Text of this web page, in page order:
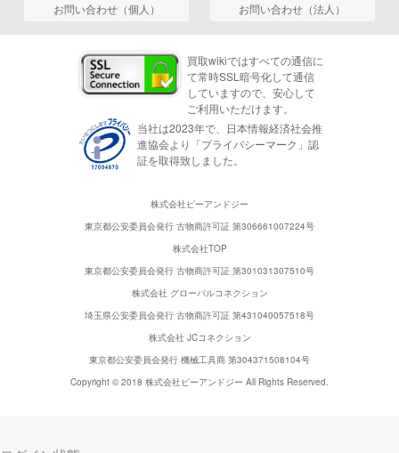
お問い合わせ（個人）
お問い合わせ（法人）
買取wikiではすべての通信に
て常時SSL暗号化して通信
していますので、安心して
ご利用いただけます。
当社は2023年で、日本情報経済社会推
進協会より「プライバシーマーク」認
証を取得致しました。
株式会社ピーアンドジー
東京都公安委員会発行 古物商許可証 第306661007224号
株式会社TOP
東京都公安委員会発行 古物商許可証 第301031307510号
株式会社 グローバルコネクション
埼玉県公安委員会発行 古物商許可証 第431040057518号
株式会社 JCコネクション
東京都公安委員会発行 機械工具商 第304371508104号
Copyright © 2018 株式会社ピーアンドジー All Rights Reserved.